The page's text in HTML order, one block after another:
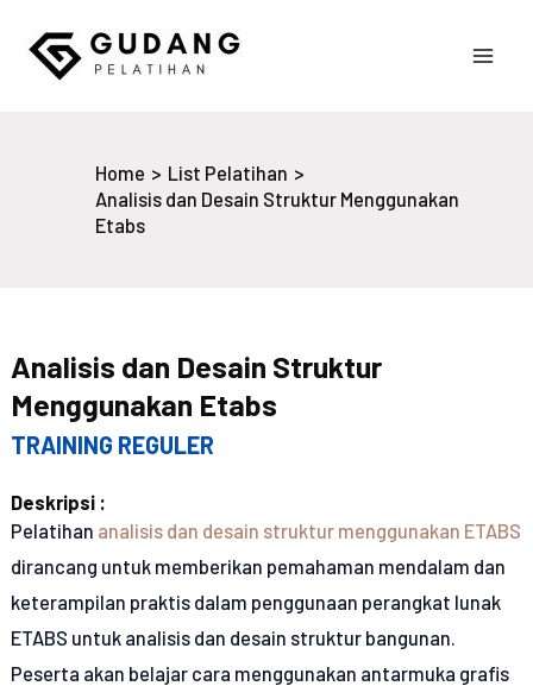
content
Home
List Pelatihan
Analisis dan Desain Struktur Menggunakan
Etabs
Analisis dan Desain Struktur
Menggunakan Etabs
TRAINING REGULER
Deskripsi :
Pelatihan analisis dan desain struktur menggunakan ETABS
dirancang untuk memberikan pemahaman mendalam dan
keterampilan praktis dalam penggunaan perangkat lunak
ETABS untuk analisis dan desain struktur bangunan.
Peserta akan belajar cara menggunakan antarmuka grafis